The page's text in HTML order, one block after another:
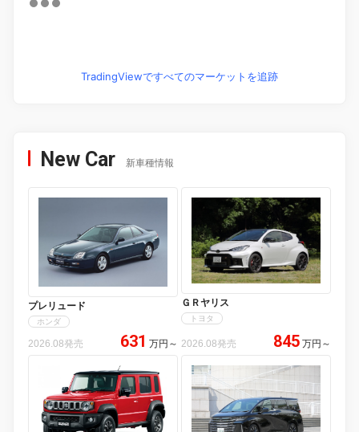
TradingViewですべてのマーケットを追跡
New Car 新車種情報
プレリュード
ホンダ
2026.08発売 631 万円 ～
ＧＲヤリス
トヨタ
2026.08発売 845 万円 ～